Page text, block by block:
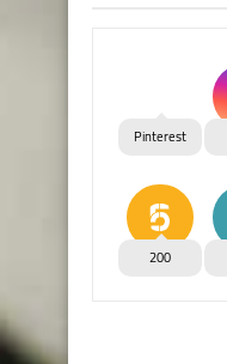
Pinterest
200